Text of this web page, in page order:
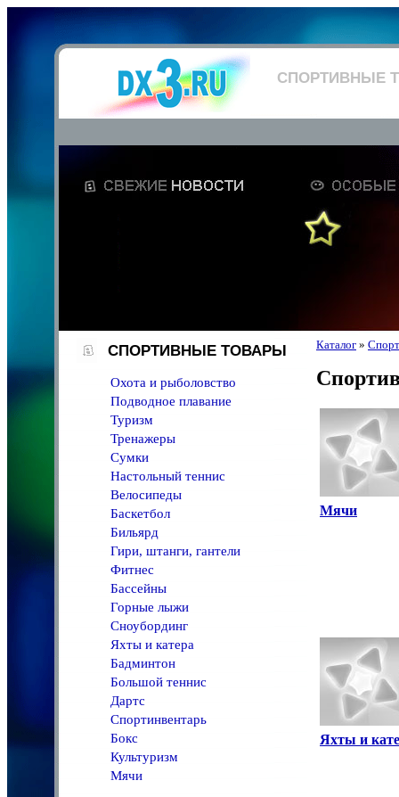
СПОРТИВНЫЕ
СПОРТИВНЫЕ ТОВАРЫ
Охота и рыболовство
Подводное плавание
Туризм
Тренажеры
Сумки
Настольный теннис
Велосипеды
Баскетбол
Бильярд
Гири, штанги, гантели
Фитнес
Бассейны
Горные лыжи
Сноубординг
Яхты и катера
Бадминтон
Большой теннис
Дартс
Спортинвентарь
Бокс
Культуризм
Мячи
Каталог »
Мячи
Яхты и